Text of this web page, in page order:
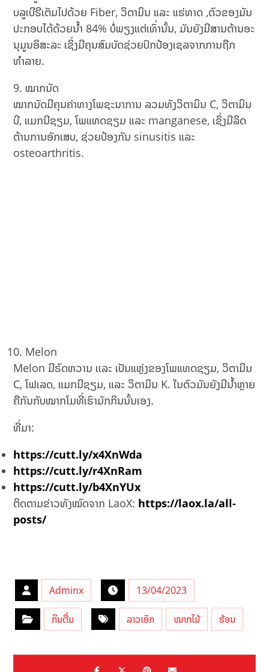
ບລູເບີຣີເຕັມໄປດ້ວຍ Fiber, ວິຕາມິນ ແລະ ແຮ່ທາດ ,ຕົວຂອງມັນ
ປະກອບໄດ້ດ້ວຍນ້ຳ 84% ບໍ່ພຽງແຕ່ເທົ່ານັ້ນ, ມັນຍັງມີສານຕ້ານອະ
ນຸມູນອິສະລະ ເຊິ່ງມີຄຸນສົມບັດຊ່ວຍປົກປ້ອງເຊລຈາກການຖືກ
ທຳລາຍ.
ໝາກນັດ
ໝາກນັດມີຄຸນຄ່າທາງໂພຊະນາການ ລວມທັງວິຕາມິນ C, ວິຕາມິນ
ບີ, ແມກນີຊຽມ, ໂພແທດຊຽມ ແລະ manganese, ເຊິ່ງມີລິດ
ຕ້ານການອັກເສບ, ຊ່ວຍປ້ອງກັນ sinusitis ແລະ
osteoarthritis.
Melon
Melon ມີຣົດຫວານ ເເລະ ເປັນແຫຼ່ງຂອງໂພແທດຊຽມ, ວິຕາມິນ
C, ໂຟເລດ, ແມກນີຊຽມ, ແລະ ວິຕາມິນ K. ໃນຕົວມັນຍັງມີນໍ້າຫຼາຍ
ຄືກັນກັບໝາກໂມທີ່ເຮົາມັກກິນນັ້ນເອງ.
ທີ່ມາ:
https://cutt.ly/x4XnWda
https://cutt.ly/r4XnRam
https://cutt.ly/b4XnYUx
ຕິດຕາມຂ່າວທັງໝົດຈາກ LaoX: https://laox.la/all-
posts/
Adminx 13/04/2023
ກິນດື່ມ ລາວເອັກ ໝາກໄມ້ ຮ້ອນ